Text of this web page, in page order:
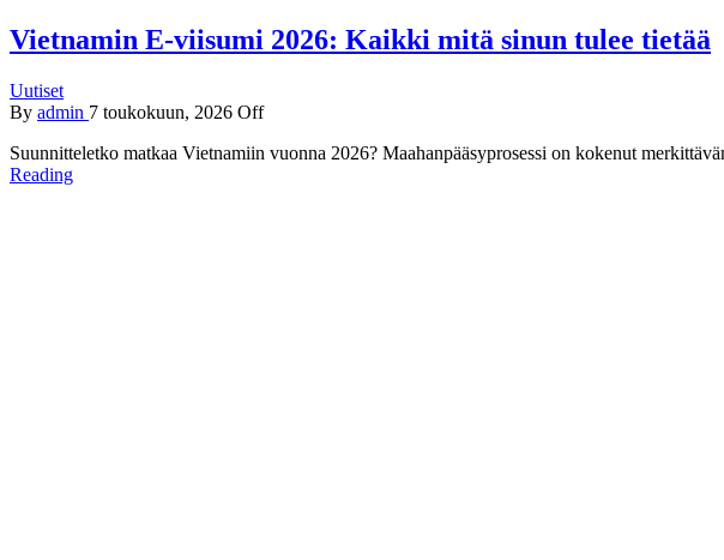
Vietnamin E-viisumi 2026: Kaikki mitä sinun tulee tietää
Uutiset
By admin 7 toukokuun, 2026 Off
Suunnitteletko matkaa Vietnamiin vuonna 2026? Maahanpääsyprosessi on kokenut
Reading